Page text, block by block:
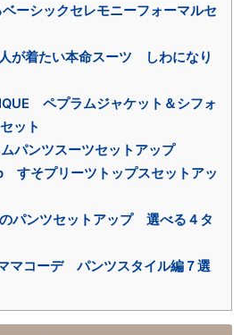
ーシックセレモニーフォーマルセ
が着たい本命スーツ しわになり
ペプラムジャケット＆シフォ
ット
パンツスーツセットアップ
すそプリーツトップスセットアッ
パンツセットアップ 選べる４タ
マコーデ パンツスタイル編７選